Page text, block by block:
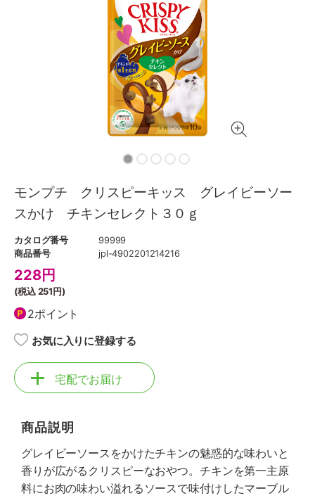
モンプチ クリスピーキッス グレイビーソー
スかけ チキンセレクト３０ｇ
カタログ番号
99999
商品番号
jpl-4902201214216
228円
(税込251円)
2ポイント
お気に入りに登録する
宅配でお届け
商品説明
グレイビーソースをかけたチキンの魅惑的な味わいと
香りが広がるクリスピーなおやつ。チキンを第一主原
料にお肉の味わい溢れるソースで味付けしたマーブル